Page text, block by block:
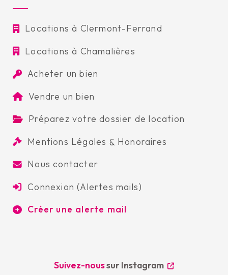
Locations à Clermont-Ferrand
Locations à Chamalières
Acheter un bien
Vendre un bien
Préparez votre dossier de location
Mentions Légales & Honoraires
Nous contacter
Connexion (Alertes mails)
Créer une alerte mail
Suivez-noussur Instagram